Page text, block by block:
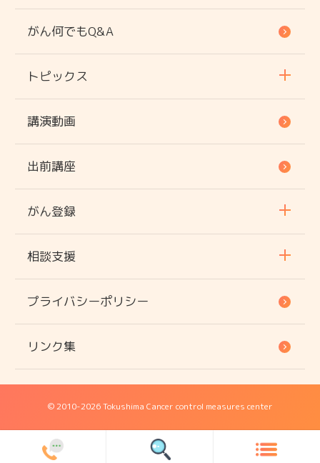
がん何でもQ&A
トピックス
講演動画
出前講座
がん登録
相談支援
プライバシーポリシー
リンク集
© 2010-2026 Tokushima Cancer control measures center